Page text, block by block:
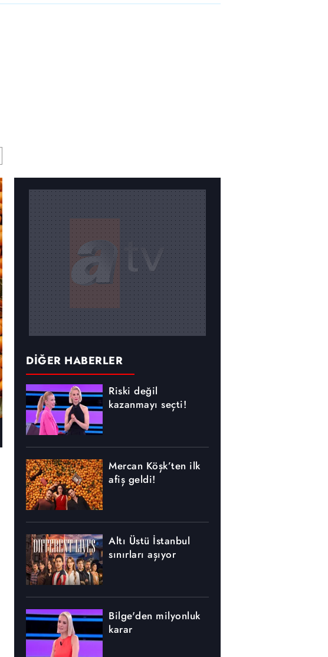
DİĞER HABERLER
Riski değil
kazanmayı seçti!
Mercan Köşk’ten ilk
afiş geldi!
Altı Üstü İstanbul
sınırları aşıyor
Bilge'den milyonluk
karar